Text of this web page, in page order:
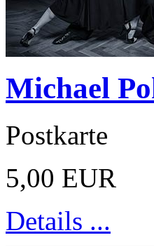
Michael
Postkarte
5,00 EUR
Details ...